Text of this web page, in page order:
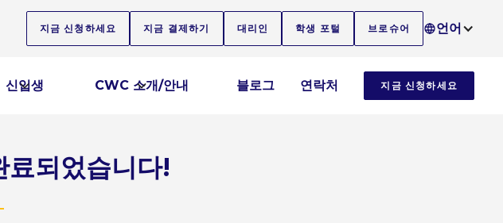
지금 신청하세요 지금 결제하기 대리인 학생 포털 브로슈어 언어
신입생 CWC 소개/안내 블로그 연락처 지금 신청하세요
료되었습니다!